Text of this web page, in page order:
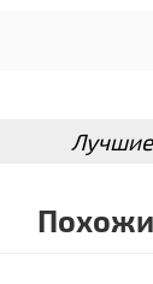
Лучшие